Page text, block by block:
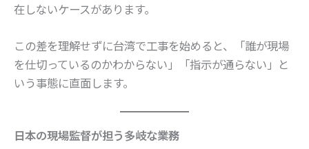
在しないケースがあります。
この差を理解せずに台湾で工事を始めると、「誰が現場
を仕切っているのかわからない」「指示が通らない」と
いう事態に直面します。
日本の現場監督が担う多岐な業務